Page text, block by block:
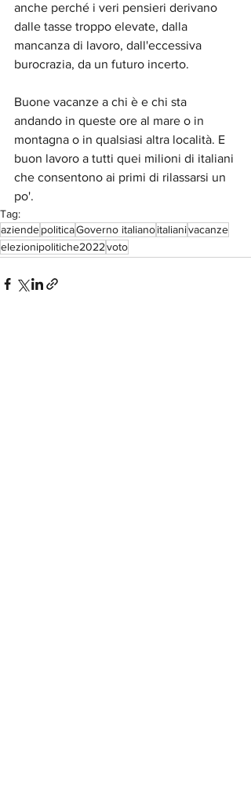
anche perché i veri pensieri derivano
dalle tasse troppo elevate, dalla
mancanza di lavoro, dall'eccessiva
burocrazia, da un futuro incerto.
Buone vacanze a chi è e chi sta
andando in queste ore al mare o in
montagna o in qualsiasi altra località. E
buon lavoro a tutti quei milioni di italiani
che consentono ai primi di rilassarsi un
po'.
Tag:
aziendepoliticaGoverno italianoitalianivacanze
elezionipolitiche2022voto